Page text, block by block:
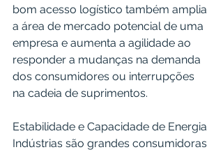
bom acesso logístico também amplia
a área de mercado potencial de uma
empresa e aumenta a agilidade ao
responder a mudanças na demanda
dos consumidores ou interrupções
na cadeia de suprimentos.
Estabilidade e Capacidade de Energia
Indústrias são grandes consumidoras